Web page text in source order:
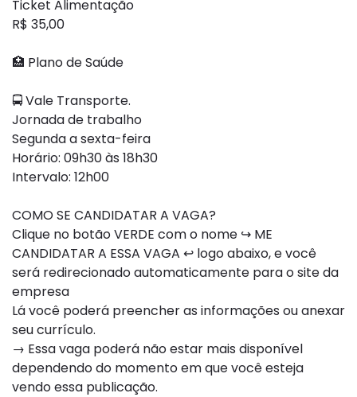
Ticket Alimentação
R$ 35,00
🏥 Plano de Saúde
🚍 Vale Transporte.
Jornada de trabalho
Segunda a sexta-feira
Horário: 09h30 às 18h30
Intervalo: 12h00
COMO SE CANDIDATAR A VAGA?
Clique no botão VERDE com o nome ↪ ME
CANDIDATAR A ESSA VAGA ↩ logo abaixo, e você
será redirecionado automaticamente para o site da
empresa
Lá você poderá preencher as informações ou anexar
seu currículo.
→ Essa vaga poderá não estar mais disponível
dependendo do momento em que você esteja
vendo essa publicação.